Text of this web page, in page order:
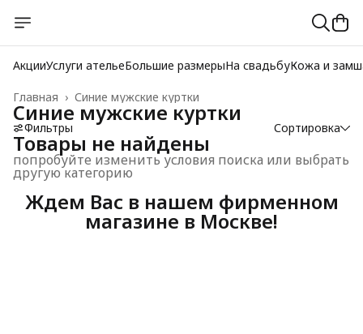
АкцииУслуги ательеБольшие размерыНа свадьбуКожа и
Синие мужские куртки
Главная ›
Синие мужские куртки
Фильтры Сортировка
Товары не найдены
попробуйте изменить условия поиска или выбрать
другую категорию
Ждем Вас в нашем фирменном
магазине в Москве!